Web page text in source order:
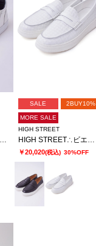
SALE 2BUY10%
MORE SALE
HIGH STREET
￥20,020(税込) 30%OFF